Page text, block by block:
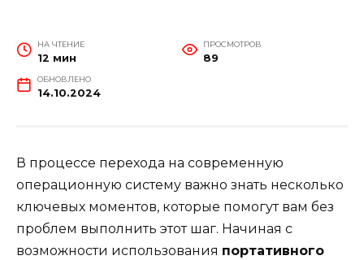
НА ЧТЕНИЕ
12 мин
ПРОСМОТРОВ
89
ОБНОВЛЕНО
14.10.2024
В процессе перехода на современную
операционную систему важно знать несколько
ключевых моментов, которые помогут вам без
проблем выполнить этот шаг. Начиная с
возможности использования портативного